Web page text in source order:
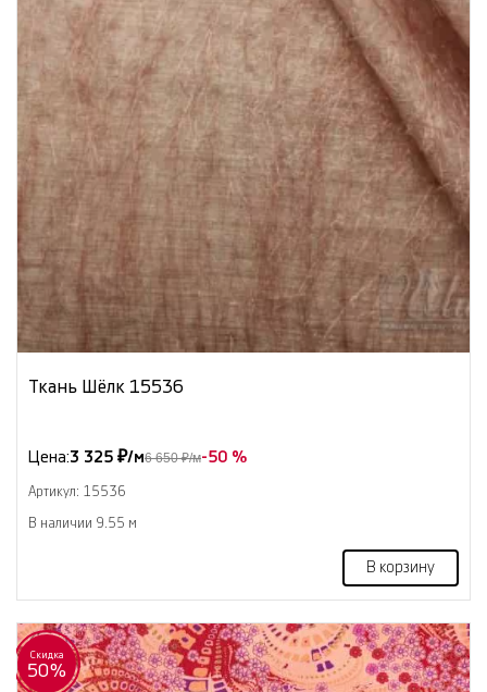
Ткань Шёлк 15536
Цена:3 325 ₽/м6 650 ₽/м-50 %
Артикул: 15536
В наличии 9.55 м
В корзину
Скидка
50%